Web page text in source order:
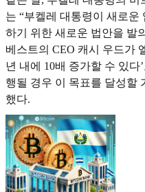
는 “부켈레 대통령이 새로운
하기 위한 새로운 법안을 발
베스트의 CEO 캐시 우드가
년 내에 10배 증가할 수 있다
행될 경우 이 목표를 달성할
했다.